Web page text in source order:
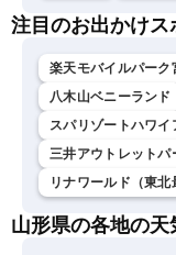
注目のお出かけス
楽天モバイルパーク
八木山ベニーランド
スパリゾートハワイ
三井アウトレットパ
リナワールド（東北
山形県の各地の天